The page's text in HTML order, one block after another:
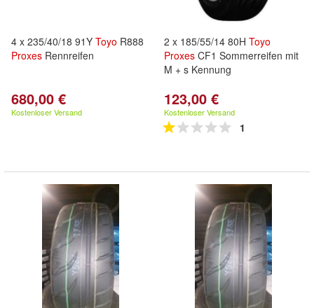
4 x 235/40/18 91Y Toyo R888
Proxes Rennreifen
680,00 €
Kostenloser Versand
2 x 185/55/14 80H Toyo
Proxes CF1 Sommerreifen mit
M + s Kennung
123,00 €
Kostenloser Versand
1